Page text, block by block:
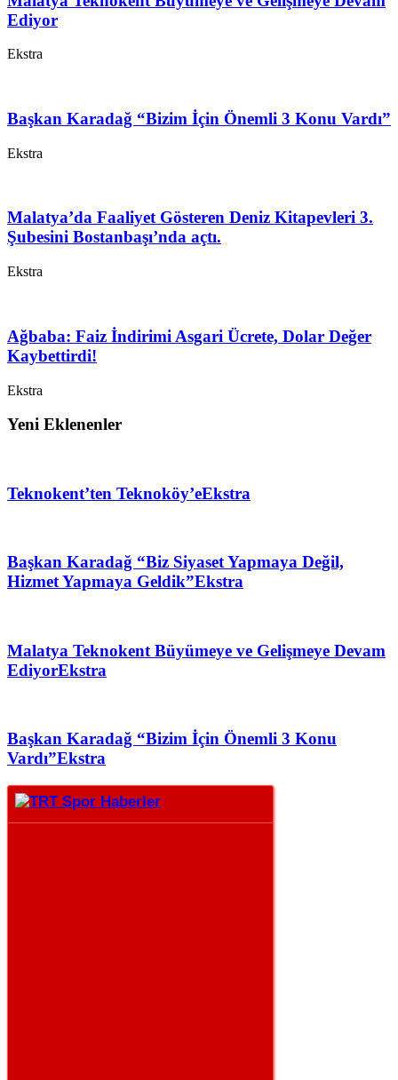
Ediyor
Ekstra
Başkan Karadağ “Bizim İçin Önemli 3 Konu Vardı”
Ekstra
Malatya’da Faaliyet Gösteren Deniz Kitapevleri 3.
Şubesini Bostanbaşı’nda açtı.
Ekstra
Ağbaba: Faiz İndirimi Asgari Ücrete, Dolar Değer
Kaybettirdi!
Ekstra
Yeni Eklenenler
Teknokent’ten Teknoköy’eEkstra
Başkan Karadağ “Biz Siyaset Yapmaya Değil,
Hizmet Yapmaya Geldik”Ekstra
Malatya Teknokent Büyümeye ve Gelişmeye Devam
EdiyorEkstra
Başkan Karadağ “Bizim İçin Önemli 3 Konu
Vardı”Ekstra